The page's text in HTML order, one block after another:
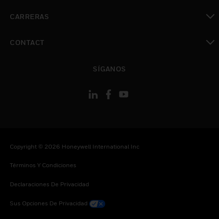
CARRERAS
CONTACT
SÍGANOS
Copyright © 2026 Honeywell International Inc
Términos Y Condiciones
Declaraciones De Privacidad
Sus Opciones De Privacidad